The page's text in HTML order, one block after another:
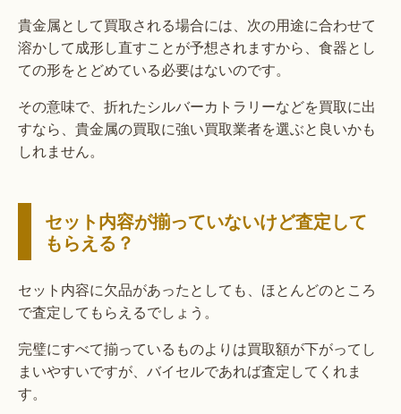
貴金属として買取される場合には、次の用途に合わせて
溶かして成形し直すことが予想されますから、食器とし
ての形をとどめている必要はないのです。
その意味で、折れたシルバーカトラリーなどを買取に出
すなら、貴金属の買取に強い買取業者を選ぶと良いかも
しれません。
セット内容が揃っていないけど査定して
もらえる？
セット内容に欠品があったとしても、ほとんどのところ
で査定してもらえるでしょう。
完璧にすべて揃っているものよりは買取額が下がってし
まいやすいですが、バイセルであれば査定してくれま
す。